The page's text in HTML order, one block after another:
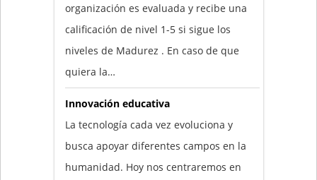
organización es evaluada y recibe una
calificación de nivel 1-5 si sigue los
niveles de Madurez . En caso de que
quiera la…
Innovación educativa
La tecnología cada vez evoluciona y
busca apoyar diferentes campos en la
humanidad. Hoy nos centraremos en